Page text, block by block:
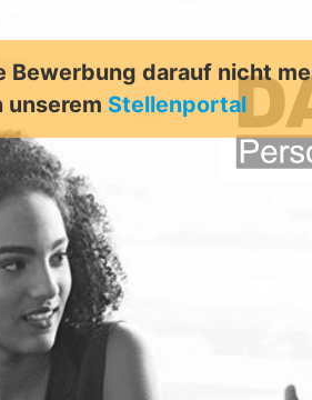
Bewerbung darauf nicht
unserem Stellenportal